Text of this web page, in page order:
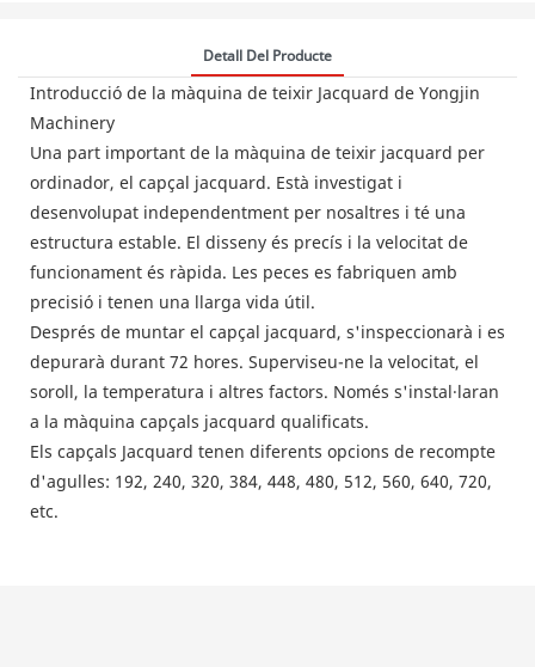
Detall Del Producte
Introducció de la màquina de teixir Jacquard de Yongjin
Machinery
Una part important de la màquina de teixir jacquard per
ordinador, el capçal jacquard. Està investigat i
desenvolupat independentment per nosaltres i té una
estructura estable. El disseny és precís i la velocitat de
funcionament és ràpida. Les peces es fabriquen amb
precisió i tenen una llarga vida útil.
Després de muntar el capçal jacquard, s'inspeccionarà i es
depurarà durant 72 hores. Superviseu-ne la velocitat, el
soroll, la temperatura i altres factors. Només s'instal·laran
a la màquina capçals jacquard qualificats.
Els capçals Jacquard tenen diferents opcions de recompte
d'agulles: 192, 240, 320, 384, 448, 480, 512, 560, 640, 720,
etc.